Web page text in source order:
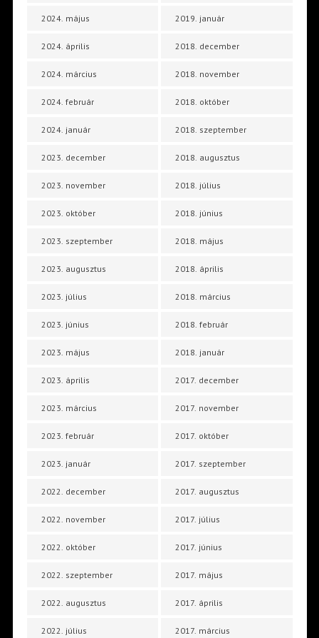
2024. május
2024. április
2024. március
2024. február
2024. január
2023. december
2023. november
2023. október
2023. szeptember
2023. augusztus
2023. július
2023. június
2023. május
2023. április
2023. március
2023. február
2023. január
2022. december
2022. november
2022. október
2022. szeptember
2022. augusztus
2022. július
2019. január
2018. december
2018. november
2018. október
2018. szeptember
2018. augusztus
2018. július
2018. június
2018. május
2018. április
2018. március
2018. február
2018. január
2017. december
2017. november
2017. október
2017. szeptember
2017. augusztus
2017. július
2017. június
2017. május
2017. április
2017. március